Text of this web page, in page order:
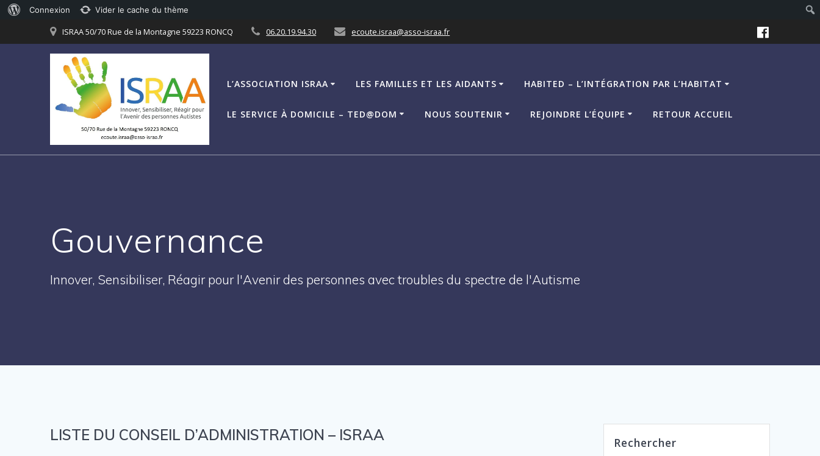
Connexion Vider le cache du thème
au
ISRAA 50/70 Rue de la Montagne 59223 RONCQ 06.20.19.94.30 ecoute.israa@asso-israa.fr
L’ASSOCIATION ISRAA LES FAMILLES ET LES AIDANTS HABITED – L’INTÉGRATION PAR L’HABITAT
LE SERVICE À DOMICILE – TED@DOM NOUS SOUTENIR REJOINDRE L’ÉQUIPE RETOUR ACCUEIL
Gouvernance
Innover, Sensibiliser, Réagir pour l'Avenir des personnes avec troubles du spectre de l'Autisme
LISTE DU CONSEIL D’ADMINISTRATION – ISRAA Rechercher